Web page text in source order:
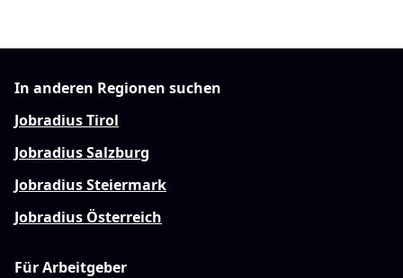
In anderen Regionen suchen
Jobradius Tirol
Jobradius Salzburg
Jobradius Steiermark
Jobradius Österreich
Für Arbeitgeber